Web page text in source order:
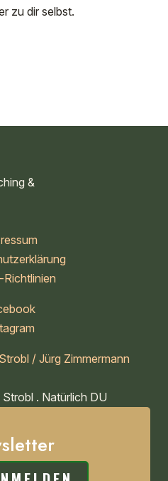
zu dir selbst.
&
/ Jürg Zimmermann
. Natürlich DU